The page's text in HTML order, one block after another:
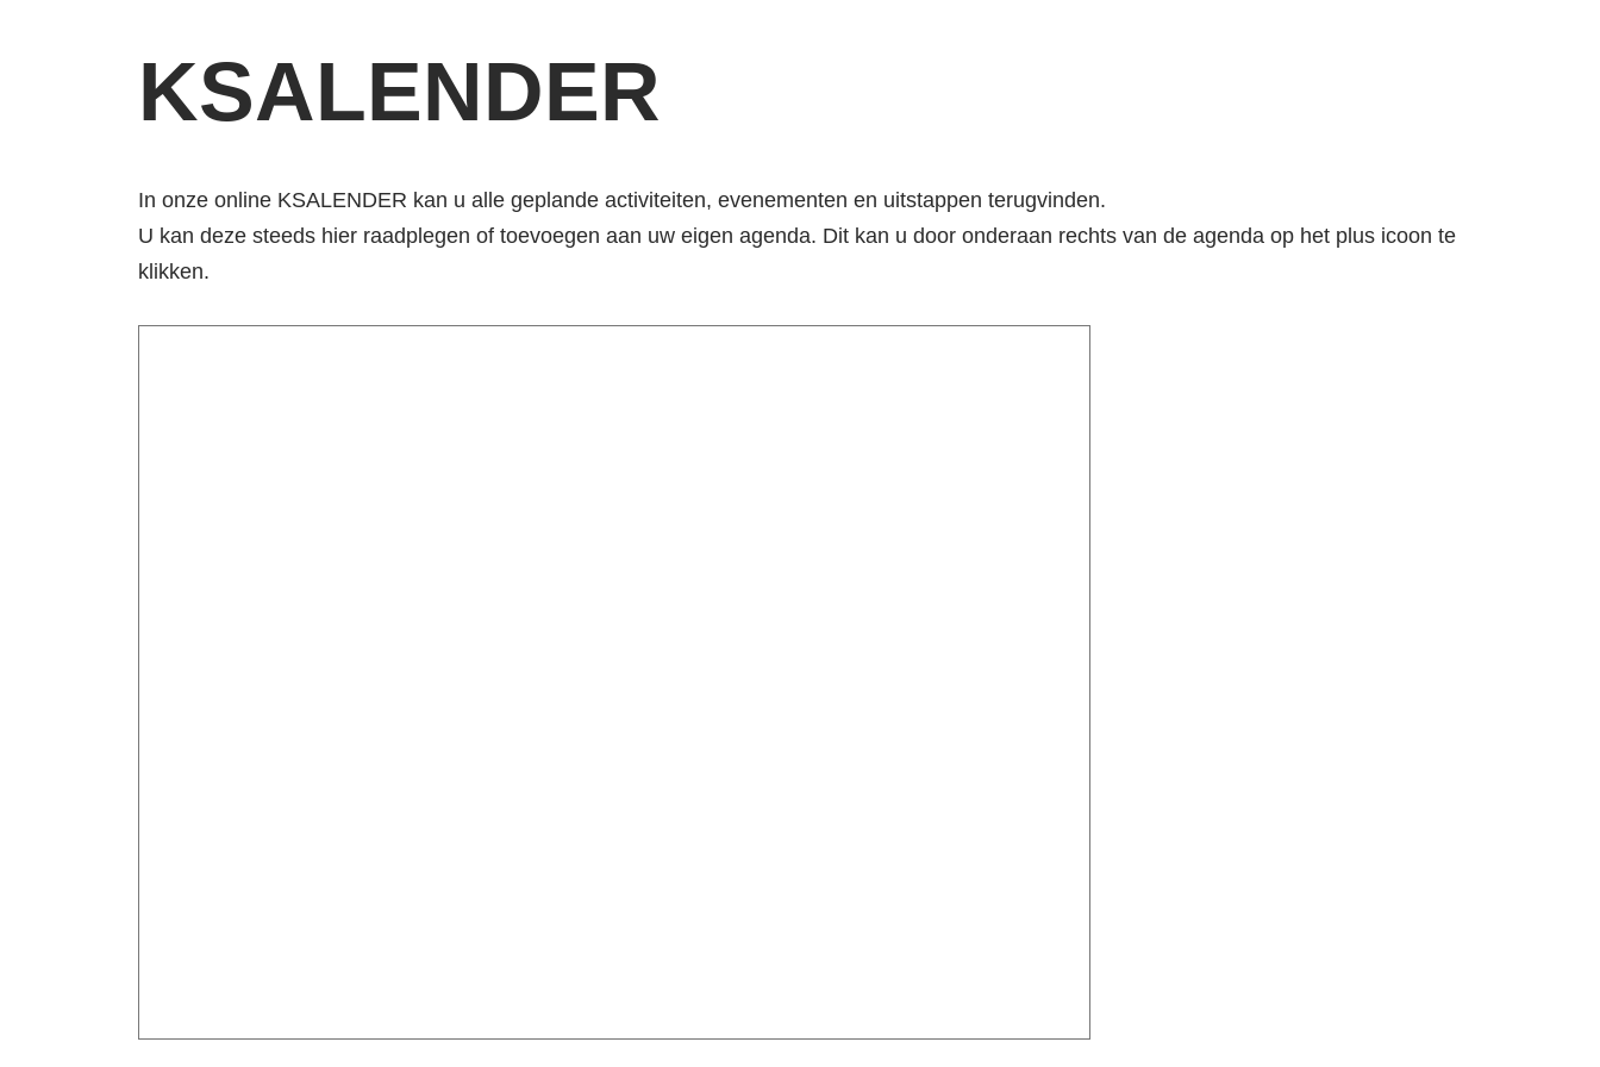
KSALENDER
In onze online KSALENDER kan u alle geplande activiteiten, evenementen en uitstappen terugvinden.
U kan deze steeds hier raadplegen of toevoegen aan uw eigen agenda. Dit kan u door onderaan rechts van de agenda op het plus icoon te
klikken.